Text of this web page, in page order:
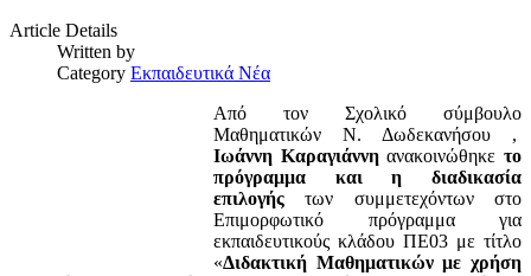
Article Details
Written by
Category Εκπαιδευτικά Νέα
Από τον Σχολικό σύμβουλο
Μαθηματικών Ν. Δωδεκανήσου ,
Ιωάννη Καραγιάννηανακοινώθηκετο
πρόγραμμα και η διαδικασία
επιλογής των συμμετεχόντων στο
Επιμορφωτικό πρόγραμμα για
εκπαιδευτικούς κλάδου ΠΕ03 με τίτλο
«Διδακτική Μαθηματικών με χρήση